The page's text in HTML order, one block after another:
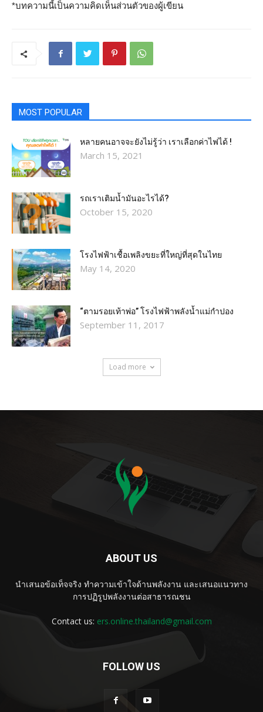
*บทความนี้เป็นความคิดเห็นส่วนตัวของผู้เขียน
MOST POPULAR
หลายคนอาจจะยังไม่รู้ว่า เราเลือกค่าไฟได้ !
March 15, 2021
รถเราเติมน้ำมันอะไรได้?​
October 15, 2020
โรงไฟฟ้าเชื้อเพลิงขยะที่ใหญ่ที่สุดในไทย
May 14, 2020
“ตามรอยเท้าพ่อ” โรงไฟฟ้าพลังน้ำแม่กำปอง
September 11, 2017
Load more
ABOUT US
นำเสนอข้อเท็จจริง ทำความเข้าใจด้านพลังงาน และเสนอแนวทาง
การปฏิรูปพลังงานต่อสาธารณชน
Contact us: ers.online.thailand@gmail.com
FOLLOW US